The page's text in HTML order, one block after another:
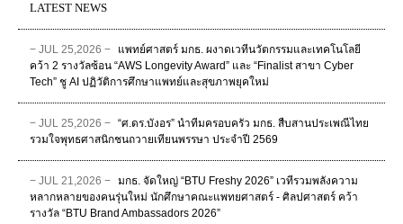
LATEST NEWS
− JUL 25,2026 −
แพทย์ศาสตร์ มกธ. ผงาดเวทีนวัตกรรมและเทคโนโลยี
คว้า 2 รางวัลซ้อน “AWS Longevity Award” และ “Finalist สาขา Cyber
Tech” ชู AI ปฏิวัติการศึกษาแพทย์และสุขภาพยุคใหม่
− JUL 25,2026 − “ศ.ดร.บังอร” นำทีมครอบครัว มกธ. สืบสานประเพณีไทย
รวมใจพุทธศาสนิกชนถวายเทียนพรรษา ประจำปี 2569
− JUL 21,2026 − มกธ. จัดใหญ่ “BTU Freshy 2026” เวทีรวมพลังความ
หลากหลายของคนรุ่นใหม่ นักศึกษาคณะแพทยศาสตร์ - ศิลปศาสตร์ คว้า
รางวัล “BTU Brand Ambassadors 2026”